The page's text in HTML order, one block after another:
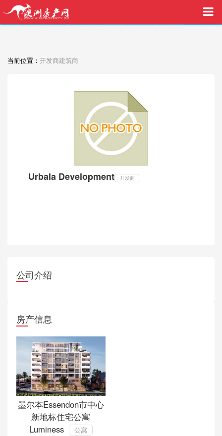
买家中介VIP服务，助您安心购房
当前位置： 开发商建筑商
Urbala Development 开发商
公司介绍
房产信息
墨尔本Essendon市中心
新地标住宅公寓
Luminess
公寓